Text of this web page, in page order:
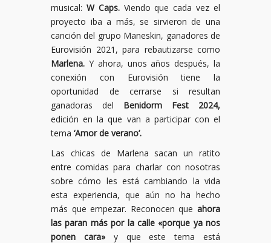
musical: W Caps.Viendo que cada vez el
proyecto iba a más, se sirvieron de una
canción del grupo Maneskin, ganadores de
Eurovisión 2021, para rebautizarse como
Marlena. Y ahora, unos años después, la
conexión con Eurovisión tiene la
oportunidad de cerrarse si resultan
ganadoras del Benidorm Fest 2024,
edición en la que van a participar con el
tema ‘Amor de verano’.
Las chicas de Marlena sacan un ratito
entre comidas para charlar con nosotras
sobre cómo les está cambiando la vida
esta experiencia, que aún no ha hecho
más que empezar. Reconocen que ahora
las paran más por la calle «porque ya nos
ponen cara»y que este tema está